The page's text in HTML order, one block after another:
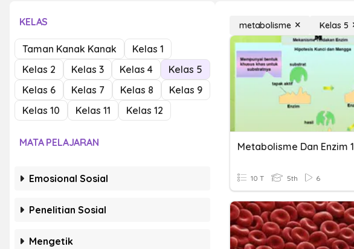
KELAS
Taman Kanak Kanak
Kelas 1
Kelas 2
Kelas 3 Kelas 4
Kelas 5
Kelas 6
Kelas 7 Kelas 8
Kelas 9
Kelas 10
Kelas 11 Kelas 12
MATA PELAJARAN
Emosional Sosial
Penelitian Sosial
Mengetik
metabolisme Kelas 5
Metabolisme Dan Enzim 1
10 T 5th 6